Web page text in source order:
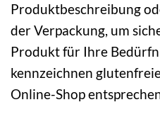
Produktbeschreibung
der Verpackung, um
Produkt für Ihre
kennzeichnen
Online-Shop